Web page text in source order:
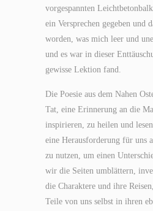
vorgespannten
ein Versprechen gegeben und
worden, was mich leer und
und es war in dieser
gewisse Lektion fand.
Die Poesie aus dem Nahen
Tat, eine Erinnerung an die
inspirieren, zu heilen und
eine Herausforderung für uns
zu nutzen, um einen
wir die Seiten umblättern,
die Charaktere und ihre
Teile von uns selbst in ihren